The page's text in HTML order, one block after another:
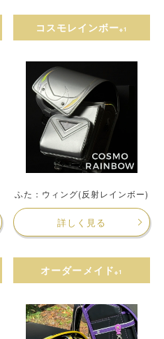
コスモレインボー※1
ふた：ウィング(反射レインボー)
詳しく見る
オーダーメイド※1